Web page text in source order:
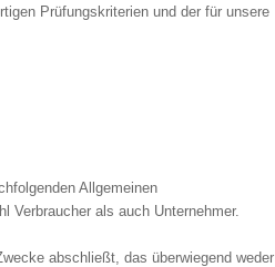
Prüfungskriterien und der für unsere
Allgemeinen
Verbraucher als auch Unternehmer.
abschließt, das überwiegend weder